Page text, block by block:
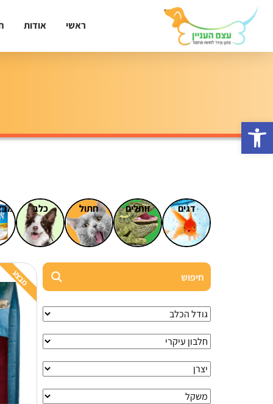
ראשי אודות
דגים זוחלים חתול כלב
מבצע
פתח סרגל נגישות